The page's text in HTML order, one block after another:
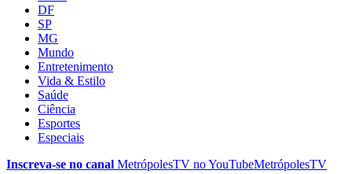
DF
SP
MG
Mundo
Entretenimento
Vida & Estilo
Saúde
Ciência
Esportes
Especiais
Inscreva-se no canal MetrópolesTV noYouTubeMetrópolesTV